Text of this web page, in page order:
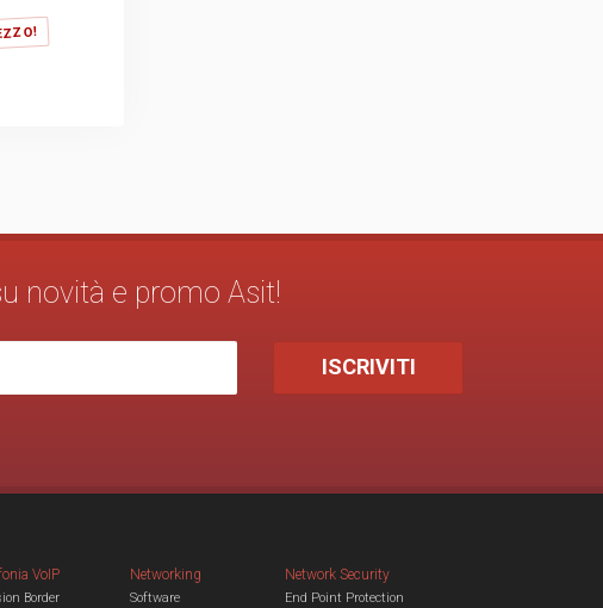
novità e promo Asit!
VoIP
Border
Networking
Software
Network Security
End Point Protection